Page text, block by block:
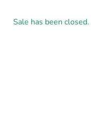
Sale has been closed.